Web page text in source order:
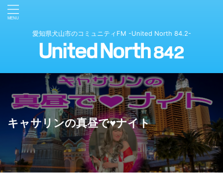
愛知県犬山市のコミュニティFM -United North 84.2-
キャサリンの真昼で♥ナイト